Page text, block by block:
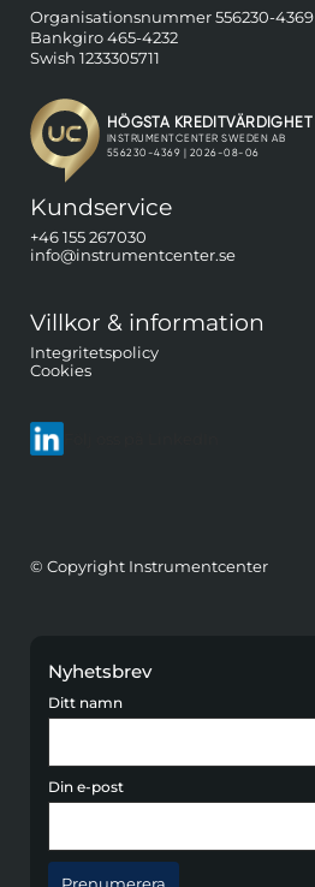
Organisationsnummer 556230-4369
Bankgiro 465-4232
Swish 1233305711
Kundservice
+46 155 267030
info@instrumentcenter.se
Villkor & information
Integritetspolicy
Cookies
© Copyright Instrumentcenter
Nyhetsbrev
Ditt namn
Din e-post